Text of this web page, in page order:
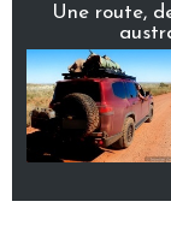
Une route,